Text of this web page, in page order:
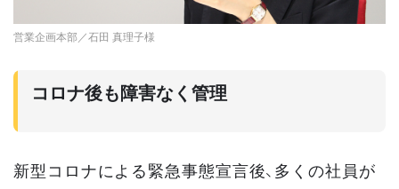
営業企画本部／石田 真理子様
コロナ後も障害なく管理
新型コロナによる緊急事態宣言後、多くの社員が